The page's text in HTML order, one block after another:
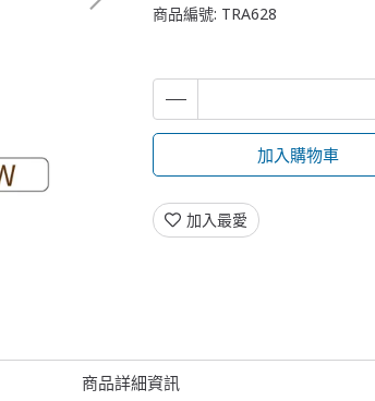
商品編號: TRA628
加入購物車
加入最愛
商品詳細資訊